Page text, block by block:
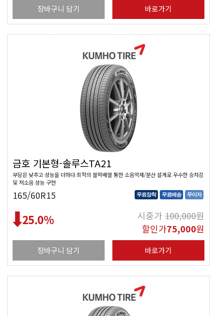
장바구니 담기 바로가기
금호 기본형-솔루스TA21
부담은 낮추고 성능을 더하다 최적의 블럭배열 통한 소음억제/분산 설계로 우수한 승차감
및 저소음 성능 구현
165/60R15 무료장착 무료배송 무이자
25.0% 시중가100,000원
할인가75,000원
장바구니 담기 바로가기